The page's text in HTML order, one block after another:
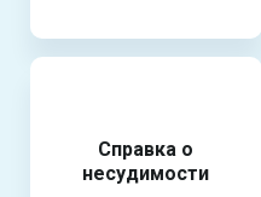
Справка о
несудимости